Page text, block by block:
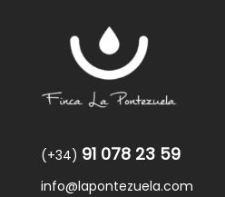
(+34) 91 078 23 59
info@lapontezuela.com